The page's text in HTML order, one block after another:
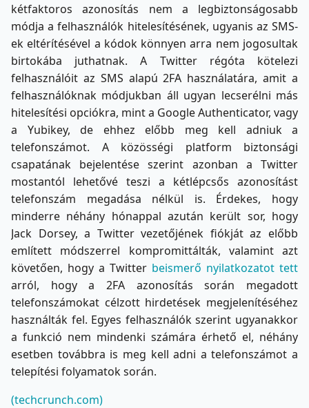
kétfaktoros azonosítás nem a legbiztonságosabb
módja a felhasználók hitelesítésének, ugyanis az SMS-
ek eltérítésével a kódok könnyen arra nem jogosultak
birtokába juthatnak. A Twitter régóta kötelezi
felhasználóit az SMS alapú 2FA használatára, amit a
felhasználóknak módjukban áll ugyan lecserélni más
hitelesítési opciókra, mint a Google Authenticator, vagy
a Yubikey, de ehhez előbb meg kell adniuk a
telefonszámot. A közösségi platform biztonsági
csapatának bejelentése szerint azonban a Twitter
mostantól lehetővé teszi a kétlépcsős azonosítást
telefonszám megadása nélkül is. Érdekes, hogy
minderre néhány hónappal azután került sor, hogy
Jack Dorsey, a Twitter vezetőjének fiókját az előbb
említett módszerrel kompromittálták, valamint azt
követően, hogy a Twitter beismerő nyilatkozatot tett
arról, hogy a 2FA azonosítás során megadott
telefonszámokat célzott hirdetések megjelenítéséhez
használták fel. Egyes felhasználók szerint ugyanakkor
a funkció nem mindenki számára érhető el, néhány
esetben továbbra is meg kell adni a telefonszámot a
telepítési folyamatok során.
(techcrunch.com)